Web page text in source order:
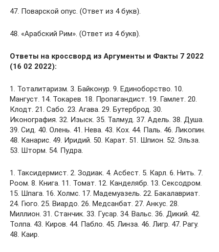
47. Поварской опус. (Ответ из 4 букв).
48. «Арабский Рим». (Ответ из 4 букв).
Ответы на кроссворд из Аргументы и Факты 7 2022
(16 02 2022):
1. Тоталитаризм. 3. Байконур. 9. Единоборство. 10.
Мангуст. 14. Токарев. 18. Пропагандист. 19. Гамлет. 20.
Клодт. 21. Сабо. 23. Агава. 29. Бутерброд. 30.
Иконография. 32. Изыск. 35. Талмуд. 37. Адель. 38. Душа.
39. Сид. 40. Олень. 41. Нева. 43. Кох. 44. Паль. 46. Ликопин.
48. Канарис. 49. Иридий. 50. Карат. 51. Шпион. 52. Эльза.
53. Шторм. 54. Пудра.
1. Таксидермист. 2. Зодиак. 4. Асбест. 5. Карл. 6. Нить. 7.
Роом. 8. Книга. 11. Томат. 12. Канделябр. 13. Сексодром.
15. Шпага. 16. Холмс. 17. Мадемуазель. 22. Бакалавриат.
24. Гюго. 25. Виардо. 26. Медсанбат. 27. Анкус. 28.
Миллион. 31. Станчик. 33. Гусар. 34. Вальс. 36. Дикий. 42.
Толпа. 43. Киров. 44. Пабло. 45. Линза. 46. Лигр. 47. Рагу.
48. Каир.